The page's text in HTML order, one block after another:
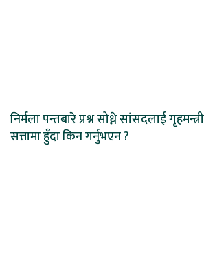
निर्मला पन्तबारे प्रश्न सोध्ने सांसदलाई
सत्तामा हुँदा किन गर्नुभएन ?